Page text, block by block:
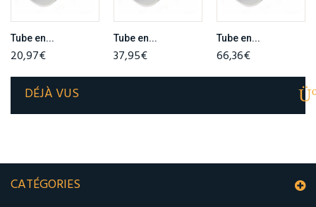
Tube en...
20,97€
Tube en...
37,95€
Tube en...
66,36€
DÉJÀ VUS
CATÉGORIES